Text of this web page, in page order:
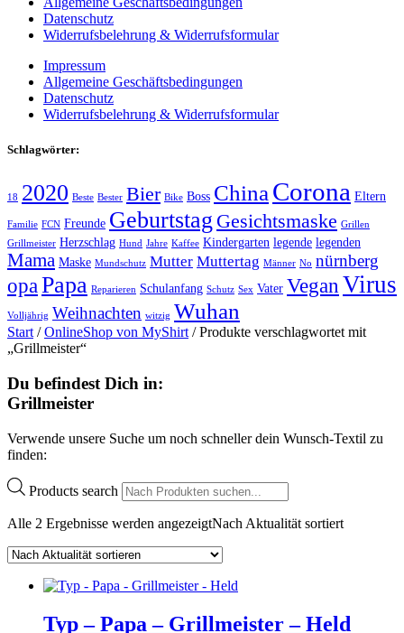
Datenschutz
Widerrufsbelehrung & Widerrufsformular
Impressum
Allgemeine Geschäftsbedingungen
Datenschutz
Widerrufsbelehrung & Widerrufsformular
Schlagwörter:
18 2020 Beste Bester Bier Bike Boss China Corona Eltern
Familie FCN Freunde Geburtstag Gesichtsmaske Grillen
Grillmeister Herzschlag Hund Jahre Kaffee Kindergarten legende legenden
Mama Maske Mundschutz Mutter Muttertag Männer No nürnberg
opaPapa Reparieren Schulanfang Schutz Sex Vater VeganVirus
Volljährig Weihnachten witzig Wuhan
Start /OnlineShop von MyShirt / Produkte verschlagwortet mit
„Grillmeister“
Du befindest Dich in:
Grillmeister
Verwende unsere Suche um noch schneller dein Wunsch-Textil zu
finden:
Products search
Alle 2 Ergebnisse werden angezeigtNach Aktualität sortiert
Typ – Papa – Grillmeister – Held